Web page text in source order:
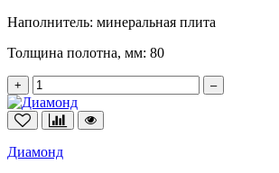
Наполнитель: минеральная плита
Толщина полотна, мм: 80
+ –
Диамонд